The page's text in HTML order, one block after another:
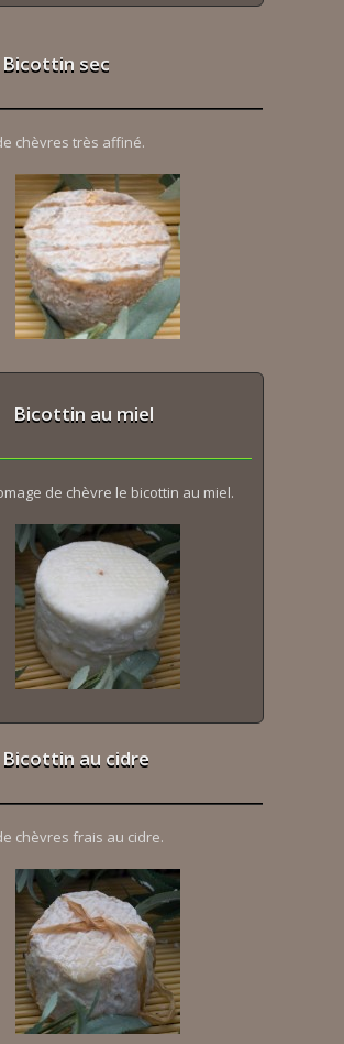
Bicottin sec
chèvres très affiné.
Bicottin au miel
de chèvre le bicottin au miel.
Bicottin au cidre
chèvres frais au cidre.